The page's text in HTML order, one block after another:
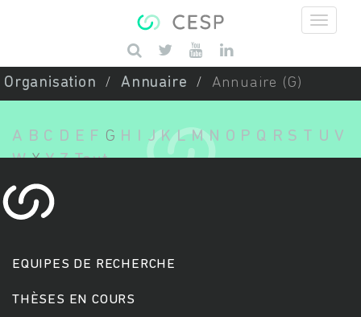
Saisissez vos mots-clés
Organisation Annuaire Annuaire (G)
A B C D E F G H J K L M N O P Q R S T U V
W X Y Z Tout
EQUIPES DE RECHERCHE
THÈSES EN COURS